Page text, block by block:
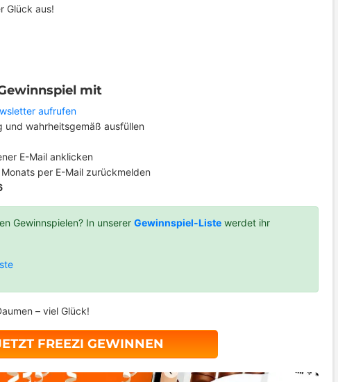
Glück aus!
mit
aufrufen
und wahrheitsgemäß ausfüllen
E-Mail anklicken
per E-Mail zurückmelden
Gewinnspielen? In unsererGewinnspiel-Liste werdet ihr
– viel Glück!
FREEZI GEWINNEN